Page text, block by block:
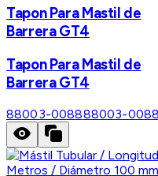
Tapon Para Mastil de
Barrera GT4
Tapon Para Mastil de
Barrera GT4
88003-008888003-0088